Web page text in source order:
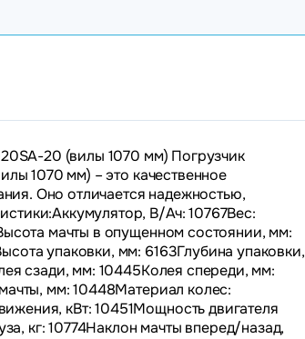
20 (вилы 1070 мм) Погрузчик
1070 мм) – это качественное
Оно отличается надежностью,
В/Ач: 10767Вес:
мачты в опущенном состоянии, мм:
упаковки, мм: 6163Глубина упаковки,
сзади, мм: 10445Колея спереди, мм:
мм: 10448Материал колес:
кВт: 10451Мощность двигателя
кг: 10774Наклон мачты вперед/назад,